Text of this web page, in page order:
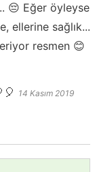
😔 Eğer öyleyse
ellerine sağlık...
resmen 😊
14 Kasım 2019